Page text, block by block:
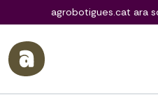
agrobotigues.cat ara